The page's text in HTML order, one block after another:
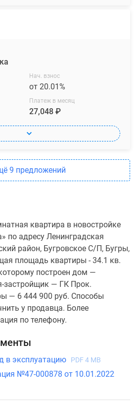
Нач. взнос
от 20.01%
Платеж в месяц
27,048 ₽
9 предложений
квартира в новостройке
по адресу Ленинградская
район, Бугровское С/П, Бугры,
площадь квартиры - 34.1 кв.
построен дом —
застройщик — ГК Прок.
— 6 444 900 руб. Способы
у продавца. Более
по телефону.
в эксплуатацию PDF 4 MB
№47-000878 от 10.01.2022